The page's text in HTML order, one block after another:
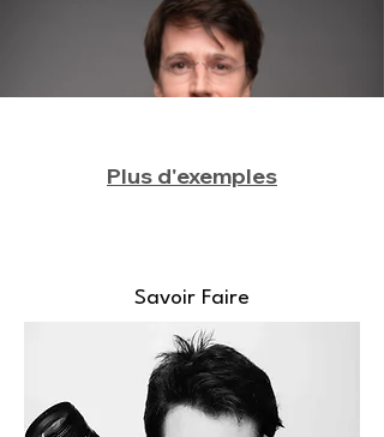
Plus d'exemples
Savoir Faire